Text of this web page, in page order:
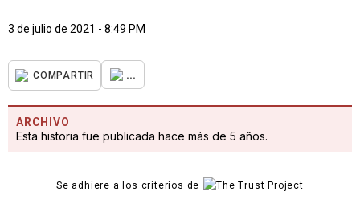
3 de julio de 2021 - 8:49 PM
COMPARTIR ...
ARCHIVO
Esta historia fue publicada hace más de 5 años.
Se adhiere a los criterios de